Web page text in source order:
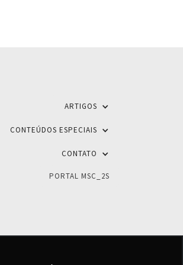
ARTIGOS
CONTEÚDOS ESPECIAIS
CONTATO
PORTAL MSC_2S